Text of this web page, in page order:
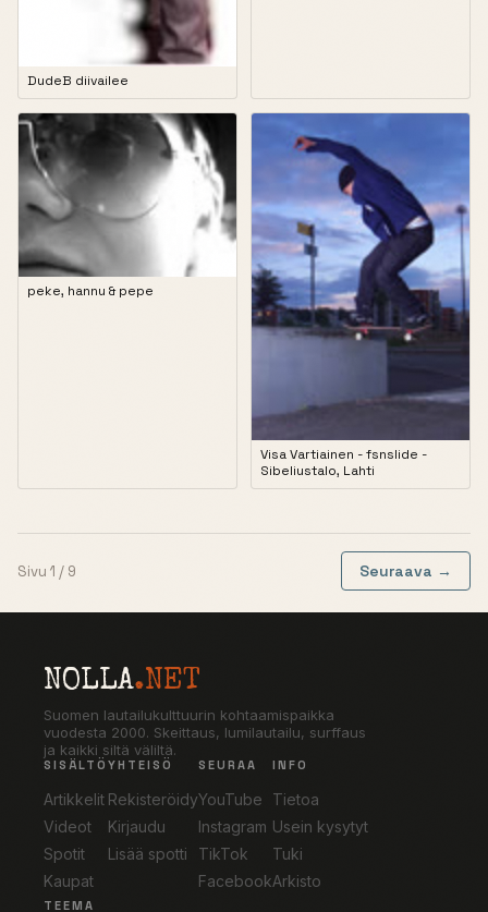
DudeB diivailee
peke, hannu & pepe
Visa Vartiainen - fsnslide -
Sibeliustalo, Lahti
Sivu 1 / 9 Seuraava →
NOLLA.NET
Suomen lautailukulttuurin kohtaamispaikka
vuodesta 2000. Skeittaus, lumilautailu, surffaus
ja kaikki siltä väliltä.
SISÄLTÖ
Artikkelit
Videot
Spotit
Kaupat
YHTEISÖ
Rekisteröidy
Kirjaudu
Lisää spotti
SEURAA
YouTube
Instagram
TikTok
Facebook
INFO
Tietoa
Usein kysytyt
Tuki
Arkisto
TEEMA